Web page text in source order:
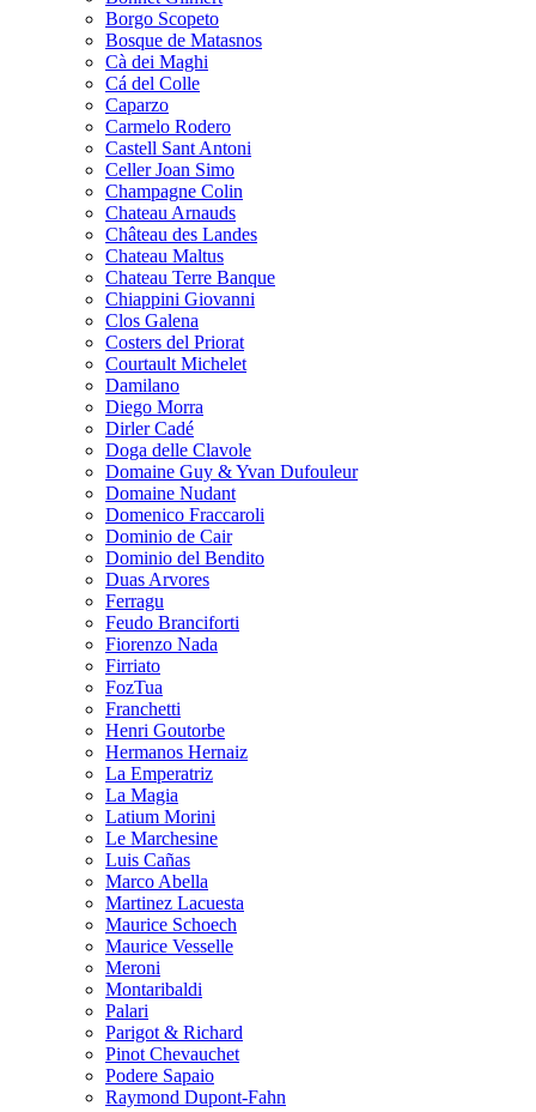
Borgo Scopeto
Bosque de Matasnos
Cà dei Maghi
Cá del Colle
Caparzo
Carmelo Rodero
Castell Sant Antoni
Celler Joan Simo
Champagne Colin
Chateau Arnauds
Château des Landes
Chateau Maltus
Chateau Terre Banque
Chiappini Giovanni
Clos Galena
Costers del Priorat
Courtault Michelet
Damilano
Diego Morra
Dirler Cadé
Doga delle Clavole
Domaine Guy & Yvan Dufouleur
Domaine Nudant
Domenico Fraccaroli
Dominio de Cair
Dominio del Bendito
Duas Arvores
Ferragu
Feudo Branciforti
Fiorenzo Nada
Firriato
FozTua
Franchetti
Henri Goutorbe
Hermanos Hernaiz
La Emperatriz
La Magia
Latium Morini
Le Marchesine
Luis Cañas
Marco Abella
Martinez Lacuesta
Maurice Schoech
Maurice Vesselle
Meroni
Montaribaldi
Palari
Parigot & Richard
Pinot Chevauchet
Podere Sapaio
Raymond Dupont-Fahn